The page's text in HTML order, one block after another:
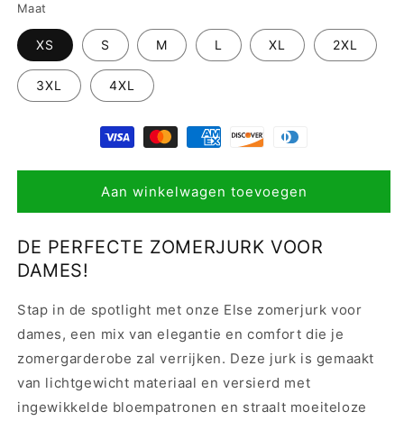
Maat
XS S M L XL 2XL
3XL 4XL
Aan winkelwagen toevoegen
DE PERFECTE ZOMERJURK VOOR
DAMES!
Stap in de spotlight met onze Else zomerjurk voor
dames, een mix van elegantie en comfort die je
zomergarderobe zal verrijken. Deze jurk is gemaakt
van lichtgewicht materiaal en versierd met
ingewikkelde bloempatronen en straalt moeiteloze